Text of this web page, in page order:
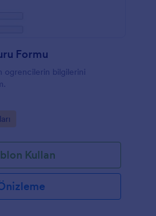
Formu
ogrencilerin bilgilerini
Kullan